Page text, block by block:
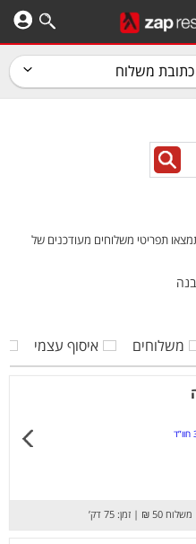
משלוח
תפריטי משלוחים מעודכנים של
משלוחים איסוף עצמי
חוו”ד
משלוח 50 ₪ | זמן: 75 דק’